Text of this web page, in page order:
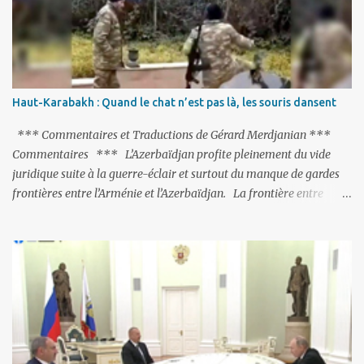
purge massive. Avec en perspective, une épée de Damoclès
suspendue au-dessus de la tête - la fin des négociations d’adhésion
à l’UE si la peine de mort est rétablie ; Et des menaces non voilées
envers les Etats-Unis : «Si Gülen n'est pas extradé, les États-Unis
sacrifieront les relations bilatérales à cause de ce terroriste» , a
prévenu le ministre turc de la Justice, Bekir Bozdag.
Haut-Karabakh : Quand le chat n’est pas là, les souris dansent
*** Commentaires et Traductions de Gérard Merdjanian ***
Commentaires *** L’Azerbaïdjan profite pleinement du vide
juridique suite à la guerre-éclair et surtout du manque de gardes
frontières entre l’Arménie et l’Azerbaïdjan. La frontière entre
Gumri. On ne sait jamais si l’envie prenait au zigoto d’en face
d’envoyer ses chars sur Erevan (1). Si les 221km de frontière avec
le Nakhitchevan, bien que non-gardé par les Russes, ne posent pas
de problèmes majeurs, il n’en est pas de même des 566km avec
l’Azerbaïdjan. Bakou, profitant de la faiblesse de l’Arménie et
surtout du fait que ce sont exclusivement des gardes-frontière